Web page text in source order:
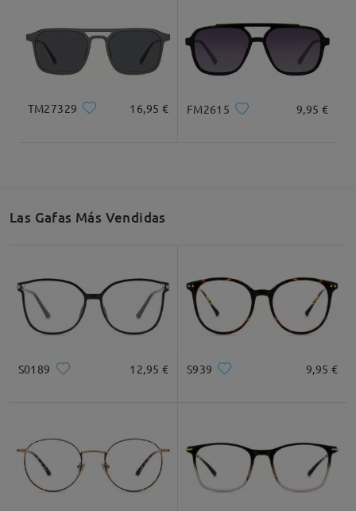
TM27329 16,95 € FM2615 9,95 €
Las Gafas Más Vendidas
S0189 12,95 € S939 9,95 €